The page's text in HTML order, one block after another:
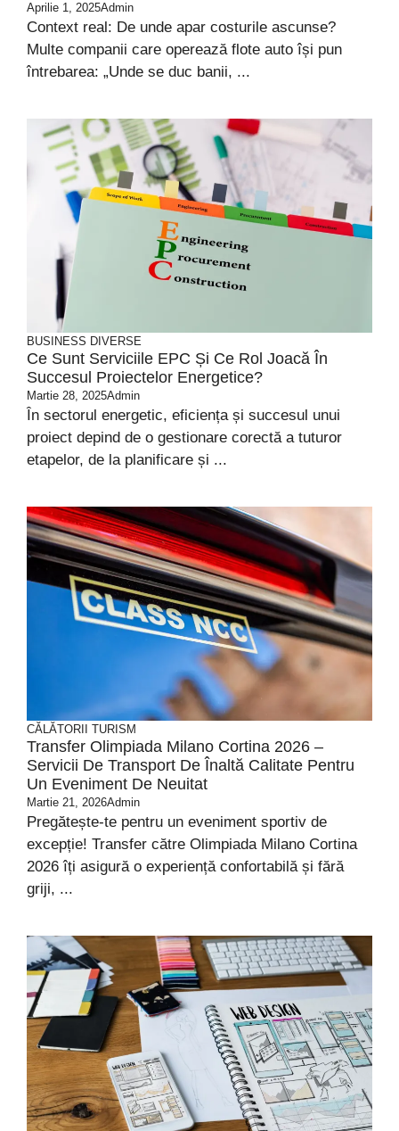
Aprilie 1, 2025Admin
Context real: De unde apar costurile ascunse?
Multe companii care operează flote auto își pun
întrebarea: „Unde se duc banii, ...
BUSINESS DIVERSE
Ce Sunt Serviciile EPC Și Ce Rol Joacă În
Succesul Proiectelor Energetice?
Martie 28, 2025Admin
În sectorul energetic, eficiența și succesul unui
proiect depind de o gestionare corectă a tuturor
etapelor, de la planificare și ...
CĂLĂTORII TURISM
Transfer Olimpiada Milano Cortina 2026 –
Servicii De Transport De Înaltă Calitate Pentru
Un Eveniment De Neuitat
Martie 21, 2026Admin
Pregătește-te pentru un eveniment sportiv de
excepție! Transfer către Olimpiada Milano Cortina
2026 îți asigură o experiență confortabilă și fără
griji, ...